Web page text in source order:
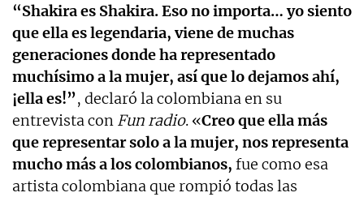
“Shakira es Shakira. Eso no importa… yo siento
que ella es legendaria, viene de muchas
generaciones donde ha representado
muchísimo a la mujer, así que lo dejamos ahí,
¡ella es!”, declaró la colombiana en su
entrevista con Fun radio. «Creo que ella más
que representar solo a la mujer, nos representa
mucho más a los colombianos, fue como esa
artista colombiana que rompió todas las